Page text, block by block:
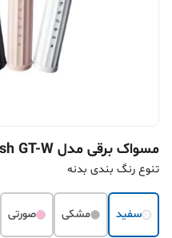
مسواک برقی مدل Sonic electric toothbrush GT-W
تنوع رنگ بندی بدنه
سفید مشکی صورتی